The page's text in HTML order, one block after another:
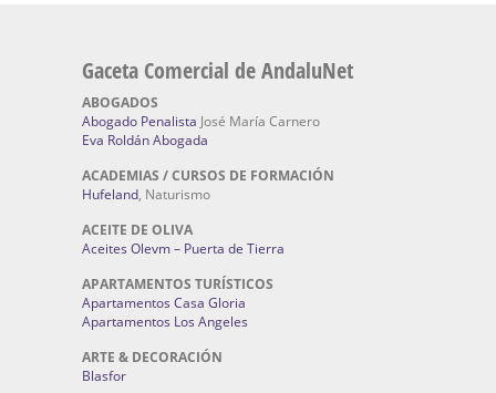
Gaceta Comercial de AndaluNet
ABOGADOS
Abogado Penalista José María Carnero
Eva Roldán Abogada
ACADEMIAS / CURSOS DE FORMACIÓN
Hufeland, Naturismo
ACEITE DE OLIVA
Aceites Olevm – Puerta de Tierra
APARTAMENTOS TURÍSTICOS
Apartamentos Casa Gloria
Apartamentos Los Angeles
ARTE & DECORACIÓN
Blasfor